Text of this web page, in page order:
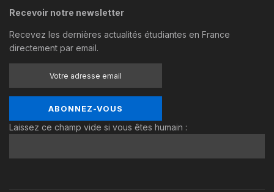
Recevoir notre newsletter
Recevez les dernières actualités étudiantes en France
directement par email.
Laissez ce champ vide si vous êtes humain :